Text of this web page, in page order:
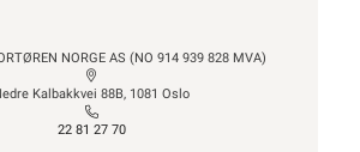
NORGE AS (NO 914 939 828 MVA)
Kalbakkvei 88B, 1081 Oslo
22 81 27 70